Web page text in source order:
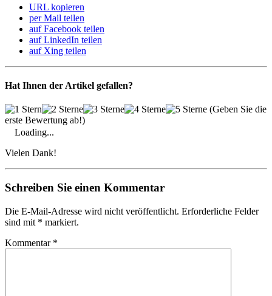
URL kopieren
per Mail teilen
auf Facebook teilen
auf LinkedIn teilen
auf Xing teilen
Hat Ihnen der Artikel gefallen?
(Geben Sie die
erste Bewertung ab!)
Loading...
Vielen Dank!
Schreiben Sie einen Kommentar
Die E-Mail-Adresse wird nicht veröffentlicht. Erforderliche Felder
sind mit * markiert.
Kommentar *